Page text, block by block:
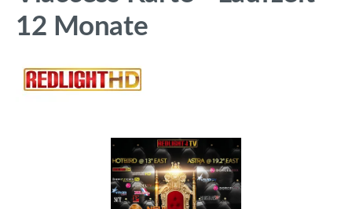
12 Monate
Bildergalerie überspringen